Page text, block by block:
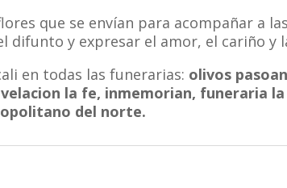
que se envían para acompañar a
difunto y expresar el amor, el cariño y
en todas las funerarias: olivos
la fe, inmemorian, funeraria la
del norte.